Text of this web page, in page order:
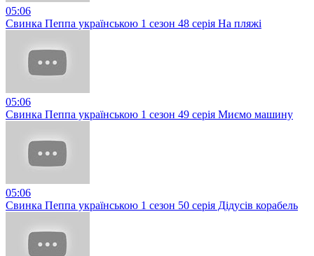
05:06
Свинка Пеппа українською 1 сезон 48 серія На пляжі
05:06
Свинка Пеппа українською 1 сезон 49 серія Миємо машину
05:06
Свинка Пеппа українською 1 сезон 50 серія Дідусів корабель